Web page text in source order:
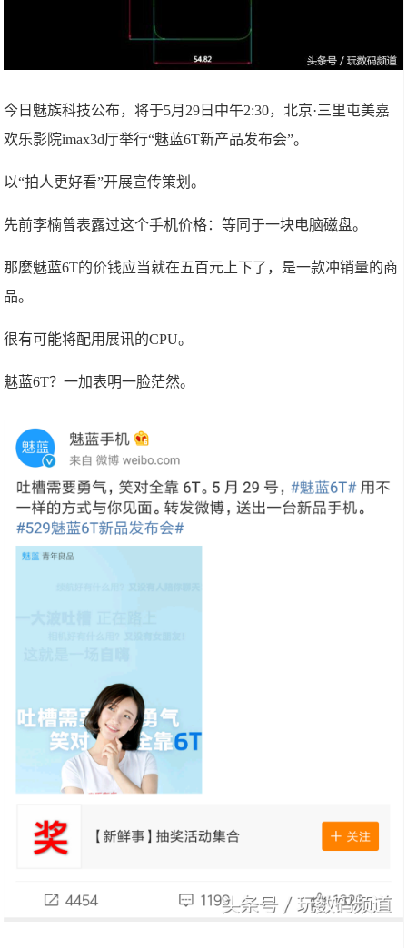
今日魅族科技公布，将于5月29日中午2:30，北京·三里屯美嘉
欢乐影院imax3d厅举行“魅蓝6T新产品发布会”。
以“拍人更好看”开展宣传策划。
先前李楠曾表露过这个手机价格：等同于一块电脑磁盘。
那麼魅蓝6T的价钱应当就在五百元上下了，是一款冲销量的商
品。
很有可能将配用展讯的CPU。
魅蓝6T？一加表明一脸茫然。